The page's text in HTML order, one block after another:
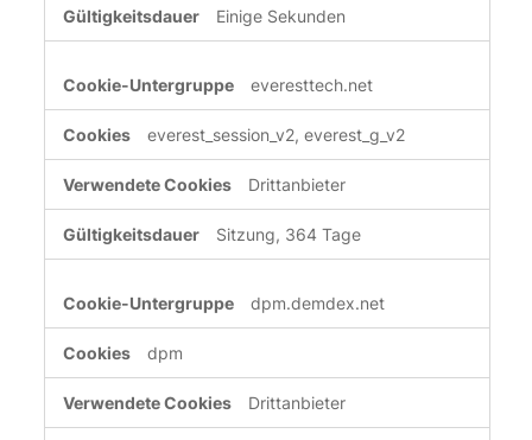
Einige Sekunden
everesttech.net
everest_session_v2, everest_g_v2
Drittanbieter
Sitzung, 364 Tage
dpm.demdex.net
dpm
Drittanbieter